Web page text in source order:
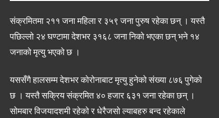
संक्रमितमा २११ जना महिला र ३५९ जना पुरुष रहेका छन् । यस्तै
पछिल्लो २४ घण्टामा देशभर ३१६८ जना निको भएका छन् भने १४
जनाको मृत्यु भएको छ ।
यससँगै हालसम्म देशभर कोरोनाबाट मृत्यु हुनेको संख्या ८७६ पुगेको
छ । यस्तै सक्रिय संक्रमित ४० हजार ६३१ जना रहेका छन् ।
सोमबार विजयादशमी रहेको र धेरैजसो ल्याबहरु बन्द रहेकाले